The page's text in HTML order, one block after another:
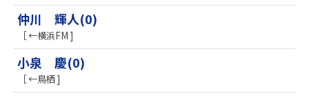
仲川 輝人(0)
［ ←横浜FM ]
小泉 慶(0)
［ ←鳥栖 ]